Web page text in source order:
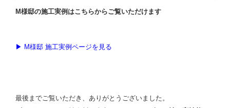
M様邸の施工実例はこちらからご覧いただけます
▶︎ M様邸 施工実例ページを見る
最後までご覧いただき、ありがとうございました。